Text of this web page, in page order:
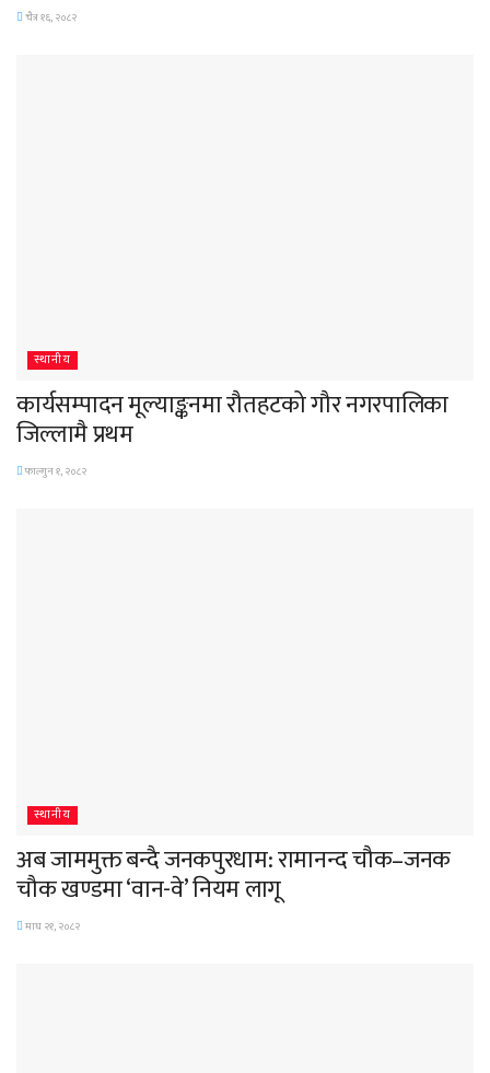
चैत्र १६, २०८२
स्थानीय
कार्यसम्पादन मूल्याङ्कनमा रौतहटको गौर नगरपालिका
जिल्लामै प्रथम
फाल्गुन १, २०८२
स्थानीय
अब जाममुक्त बन्दै जनकपुरधाम: रामानन्द चौक–जनक
चौक खण्डमा ‘वान-वे’ नियम लागू
माघ २१, २०८२